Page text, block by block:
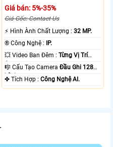
Giá bán: 5%-35%
Giá Gốc: Contact Us
️⚡ Hình Ành Chất Lượng :32 MP.
®️ Công Nghệ :
IP.
💥 Video Ban Đêm :Từng Vị Trí
Camera .
🎼️ Cấu Tạo CameraĐầu Ghi 128
kênh.
️✤ Tích Hợp :Công Nghệ AI.